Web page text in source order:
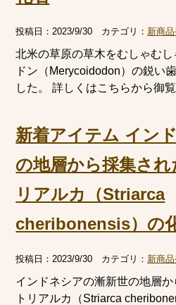
投稿日：2023/9/30 カテゴリ： 新商
北米の草原の草木をむしゃむ
ドン（Merycoidodon）の鋭い
した。 詳しくはこちらから御覧
新着アイテム イン
の地層から採集され
リアルカ（Striarca
cheribonensis）の
投稿日：2023/9/30 カテゴリ： 新商
インドネシアの漸新世の地層
トリアルカ（Striarca